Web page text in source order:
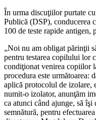
În urma discuţiilor purtate
Publică (DSP), conducerea
100 de teste rapide
„Noi nu am obligat părinţii
pentru testarea copilului lor
condiţionat venirea copiilor
procedura este următoarea:
aplică protocolul de izolare,
numit-o izolator, anunţăm
ca atunci când ajunge, să
semnătură, pentru